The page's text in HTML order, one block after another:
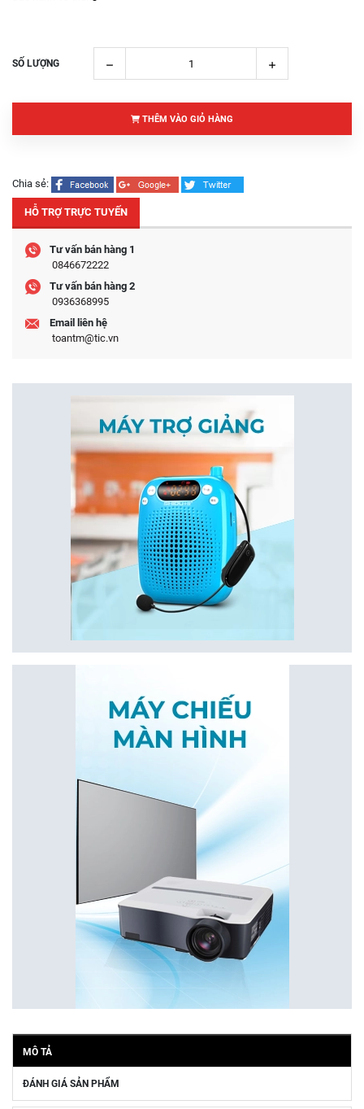
SỐ LƯỢNG
THÊM VÀO GIỎ HÀNG
Chia sẻ:
HỖ TRỢ TRỰC TUYẾN
Tư vấn bán hàng 1
0846672222
Tư vấn bán hàng 2
0936368995
Email liên hệ
toantm@tic.vn
MÔ TẢ
ĐÁNH GIÁ SẢN PHẨM